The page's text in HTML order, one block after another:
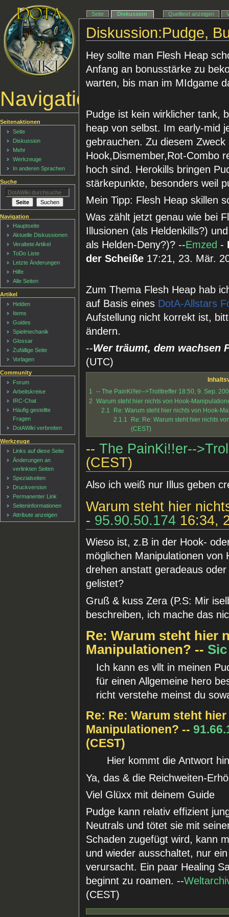
Diskussion:Pudge,
Hey sollte man Flesh Heap
Anfang an bonusstärke zu
warten, bis man im MIdgame
Pudge ist kein wirklicher tank,
heap von selbst. Im early-mid
gebrauchen. Zu diesem
Hook,Dismember,Rot-Combo
hoch sind. Herokills bringen
stärkepunkte, besonders weil
Mein Tipp: Flesh Heap skillen
Was zählt jetzt genau wie bei
Illusionen (als Heldenkills?)
als Helden-Deny?)? --Emzed -
der Scheiße 17:21, 23. Mär.
Zum Thema Flesh Heap hab
auf Basis eines DotA-Allstars
Aufstellung nicht korrekt ist,
ändern.
--Wer träumt, dem wachsen
(UTC)
1 -- The PainKi!!er-->Trolltreffer 18:50, 9. Sep.
2 Warum steht hier nichts von Hook-
2.1
Re: Warum steht hier nichts von Hook-
2.1.1
Re: Re: Warum steht hier nichts
(CEST)
--The PainKi!!er--
(CEST)
Also ich weiß nur Illus geben
Warum steht hier
- 95.90.50.174 16:34,
Wieso ist, z.B in der Hook-
möglichen Manipulationen von
drehen anstatt geradeaus
gelistet?
Gruß & kuss Zera (P.S: Mir
beschreiben, ich mache das
Re: Warum steht hier
Manipulationen? -- Sic
Ich kann es vllt in meinen
für einen Allgemeine hero
richt verstehe meinst du
Re: Re: Warum steht
Manipulationen? --
(CEST)
Hier kommt die Antwort hin
Ya, das & die Reichweiten-
Viel Glüxx mit deinem Guide
Pudge kann relativ effizient
Neutrals und tötet sie mit
Schaden zugefügt wird, kann
und wieder ausschaltet, nur
verursacht. Ein paar Healing
beginnt zu roamen. --
(CEST)
Navigationsmenü
Seite Diskussion Quelltext anzeigen
Seitenaktionen
Seite
Diskussion
Mehr
Werkzeuge
In anderen Sprachen
Suche
Navigation
Hauptseite
Aktuelle Diskussionen
Veraltete Artikel
ToDo Liste
Letzte Änderungen
Hilfe
Alle Seiten
Artikel
Helden
Items
Guides
Spielmechanik
Glossar
Zufällige Seite
Vorlagen
Community
Forum
Arbeitskreise
IRC-Chat
Häufig gestellte
Fragen
DotAWiki verbreiten
Werkzeuge
Links auf diese Seite
Änderungen an
verlinkten Seiten
Spezialseiten
Druckversion
Permanenter Link
Seiten­informationen
Attribute anzeigen